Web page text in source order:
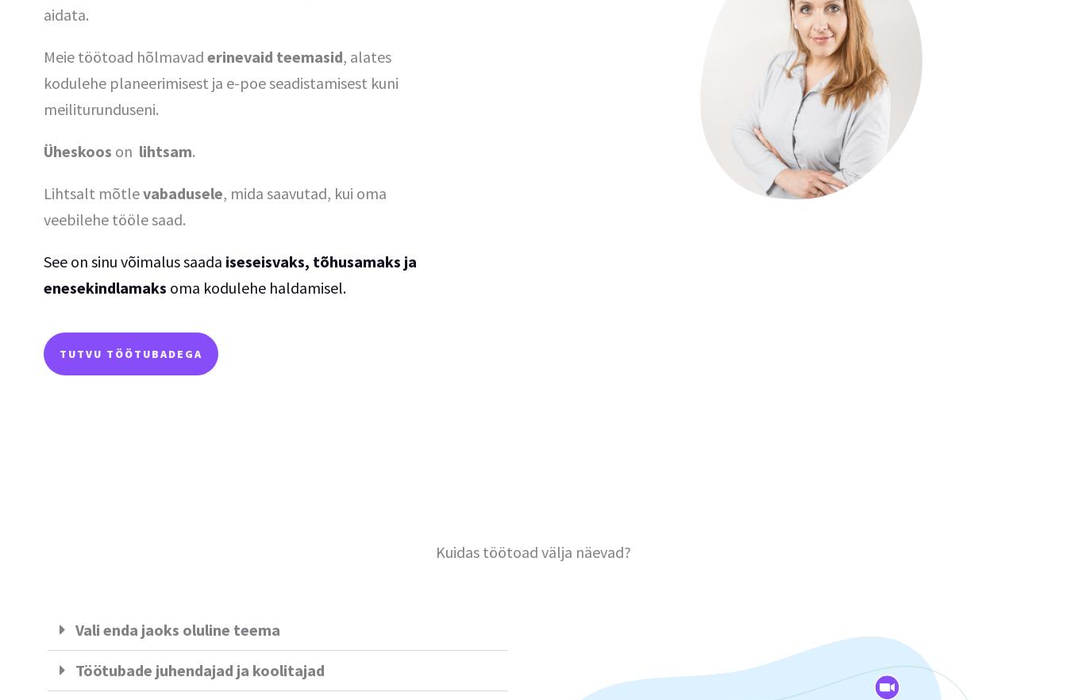
aidata.
Meie töötoad hõlmavad erinevaid teemasid, alates
kodulehe planeerimisest ja e-poe seadistamisest kuni
meiliturunduseni.
Üheskoos on lihtsam.
Lihtsalt mõtlevabadusele, mida saavutad, kui oma
veebilehe tööle saad.
See on sinu võimalus saada iseseisvaks, tõhusamaks ja
enesekindlamaks oma kodulehe haldamisel.
TUTVU TÖÖTUBADEGA
Kuidas töötoad välja näevad?
Vali enda jaoks oluline teema
Töötubade juhendajad ja koolitajad